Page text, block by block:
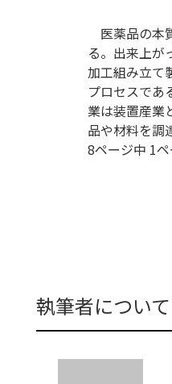
医薬品の本
る。出来上が
加工組み立て
プロセスであ
業は装置産業
品や材料を調
8ページ中 1
執筆者について